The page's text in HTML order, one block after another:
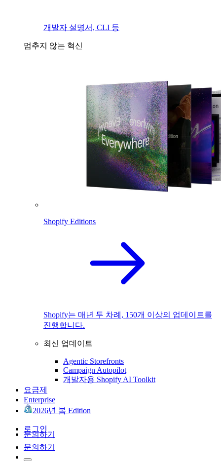
개발자 설명서, CLI 등
멈추지 않는 혁신
Shopify Editions
Shopify는 매년 두 차례, 150개 이상의 업데이트를
진행합니다.
최신 업데이트
Agentic Storefronts
Campaign Autopilot
개발자용 Shopify AI Toolkit
요금제
Enterprise
2026년 봄 Edition
로그인
문의하기
문의하기